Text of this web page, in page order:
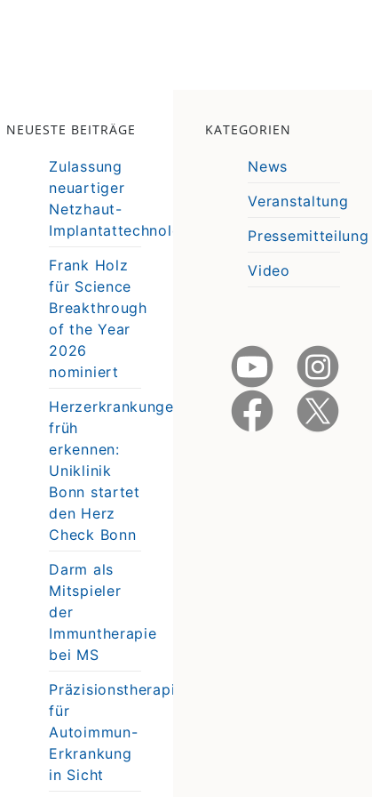
NEUESTE BEITRÄGE
Zulassung
neuartiger
Netzhaut-
Implantattechnologie
Frank Holz
für Science
Breakthrough
of the Year
2026
nominiert
Herzerkrankungen
früh
erkennen:
Uniklinik
Bonn startet
den Herz
Check Bonn
Darm als
Mitspieler
der
Immuntherapie
bei MS
Präzisionstherapie
für
Autoimmun-
Erkrankung
in Sicht
KATEGORIEN
News
Veranstaltung
Pressemitteilung
Video